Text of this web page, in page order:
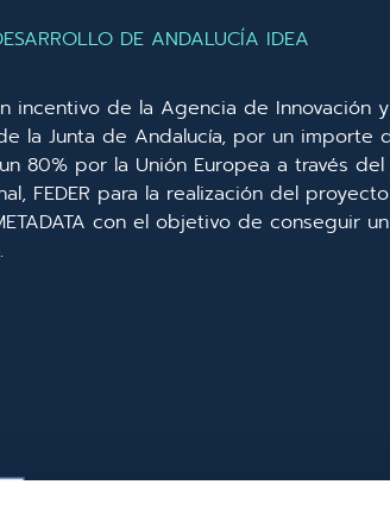
DE ANDALUCÍA IDEA
incentivo de la Agencia de Innovación
la Junta de Andalucía, por un importe
80% por la Unión Europea a través
FEDER para la realización del proyecto
con el objetivo de conseguir